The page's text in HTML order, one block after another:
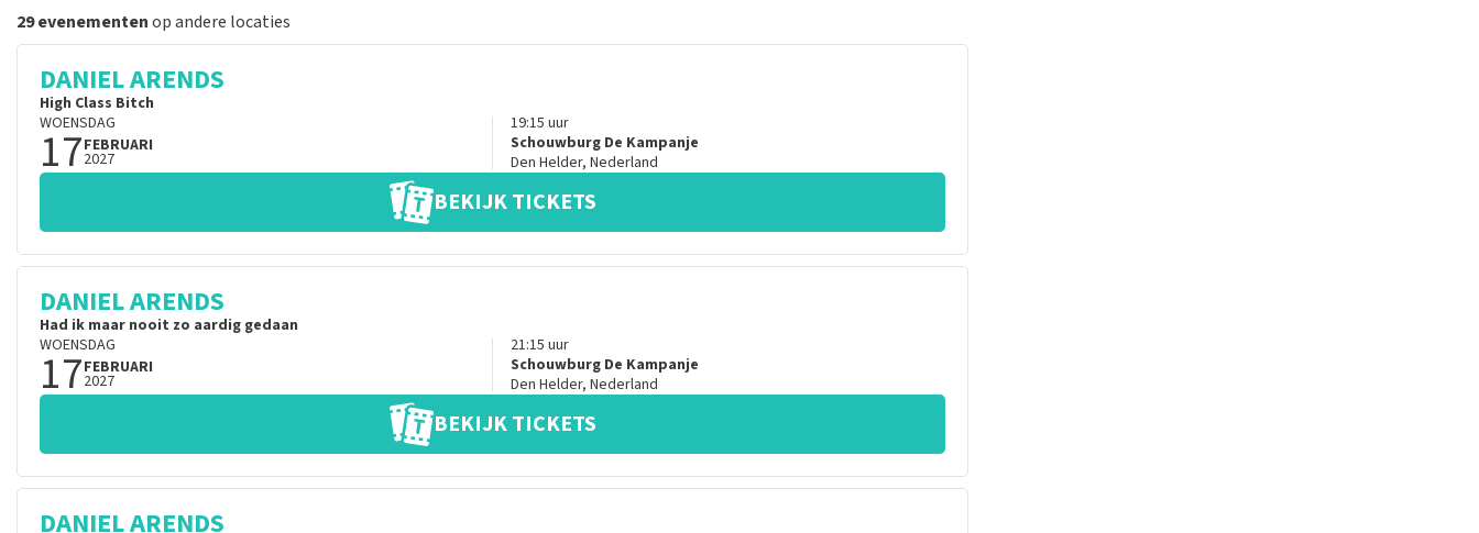
29 evenementenop andere locaties
DANIEL ARENDS
High Class Bitch
WOENSDAG
17FEBRUARI
2027
19:15 uur
Schouwburg De Kampanje
Den Helder, Nederland
BEKIJK TICKETS
DANIEL ARENDS
Had ik maar nooit zo aardig gedaan
WOENSDAG
17FEBRUARI
2027
21:15 uur
Schouwburg De Kampanje
Den Helder, Nederland
BEKIJK TICKETS
DANIEL ARENDS